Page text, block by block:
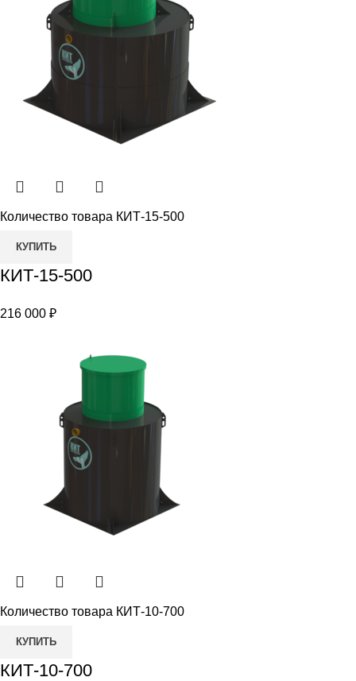
Количество товара КИТ-15-500
КУПИТЬ
КИТ-15-500
216 000 ₽
Количество товара КИТ-10-700
КУПИТЬ
КИТ-10-700